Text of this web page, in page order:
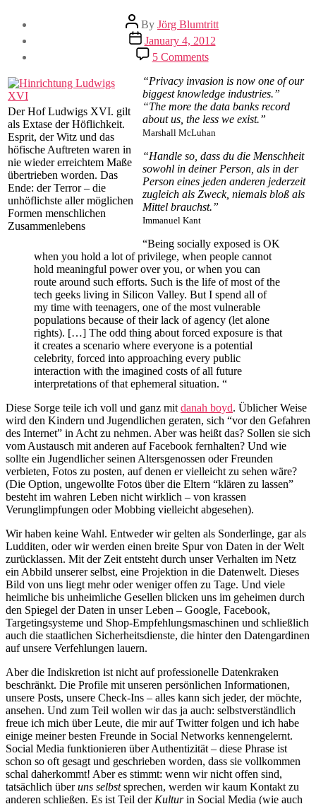
Post
author
By Jörg Blumtritt
Post
date
January 4, 2012
5 Commentson
Datenhöflichkeit
Der Hof Ludwigs XVI. gilt
als Extase der Höflichkeit.
Esprit, der Witz und das
höfische Auftreten waren in
nie wieder erreichtem Maße
übertrieben worden. Das
Ende: der Terror – die
unhöflichste aller möglichen
Formen menschlichen
Zusammenlebens
“Privacy invasion is now one of our
biggest knowledge industries.”
“The more the data banks record
about us, the less we exist.”
Marshall McLuhan
“Handle so, dass du die Menschheit
sowohl in deiner Person, als in der
Person eines jeden anderen jederzeit
zugleich als Zweck, niemals bloß als
Mittel brauchst.”
Immanuel Kant
“Being socially exposed is OK
when you hold a lot of privilege, when people cannot
hold meaningful power over you, or when you can
route around such efforts. Such is the life of most of the
tech geeks living in Silicon Valley. But I spend all of
my time with teenagers, one of the most vulnerable
populations because of their lack of agency (let alone
rights). […] The odd thing about forced exposure is that
it creates a scenario where everyone is a potential
celebrity, forced into approaching every public
interaction with the imagined costs of all future
interpretations of that ephemeral situation. “
Diese Sorge teile ich voll und ganz mit danah boyd. Üblicher Weise
wird den Kindern und Jugendlichen geraten, sich “vor den Gefahren
des Internet” in Acht zu nehmen. Aber was heißt das? Sollen sie sich
vom Austausch mit anderen auf Facebook fernhalten? Und wie
sollte ein Jugendlicher seinen Altersgenossen oder Freunden
verbieten, Fotos zu posten, auf denen er vielleicht zu sehen wäre?
(Die Option, ungewollte Fotos über die Eltern “klären zu lassen”
besteht im wahren Leben nicht wirklich – von krassen
Verunglimpfungen oder Mobbing vielleicht abgesehen).
Wir haben keine Wahl. Entweder wir gelten als Sonderlinge, gar als
Ludditen, oder wir werden einen breite Spur von Daten in der Welt
zurücklassen. Mit der Zeit entsteht durch unser Verhalten im Netz
ein Abbild unserer selbst, eine Projektion in die Datenwelt. Dieses
Bild von uns liegt mehr oder weniger offen zu Tage. Und viele
heimliche bis unheimliche Gesellen blicken uns im geheimen durch
den Spiegel der Daten in unser Leben – Google, Facebook,
Targetingsysteme und Shop-Empfehlungsmaschinen und schließlich
auch die staatlichen Sicherheitsdienste, die hinter den Datengardinen
auf unsere Verfehlungen lauern.
Aber die Indiskretion ist nicht auf professionelle Datenkraken
beschränkt. Die Profile mit unseren persönlichen Informationen,
unsere Posts, unsere Check-Ins – alles kann sich jeder, der möchte,
ansehen. Und zum Teil wollen wir das ja auch: selbstverständlich
freue ich mich über Leute, die mir auf Twitter folgen und ich habe
einige meiner besten Freunde in Social Networks kennengelernt.
Social Media funktionieren über Authentizität – diese Phrase ist
schon so oft gesagt und geschrieben worden, dass sie vollkommen
schal daherkommt! Aber es stimmt: wenn wir nicht offen sind,
tatsächlich überuns selbstsprechen, werden wir kaum Kontakt zu
anderen schließen. Es ist Teil der Kulturin Social Media (wie auch